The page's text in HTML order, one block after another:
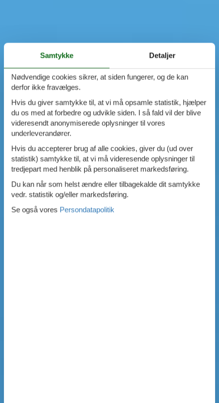
Samtykke Detaljer
Nødvendige cookies sikrer, at siden fungerer, og de kan
derfor ikke fravælges.
Hvis du giver samtykke til, at vi må opsamle statistik, hjælper
du os med at forbedre og udvikle siden. I så fald vil der blive
videresendt anonymiserede oplysninger til vores
underleverandører.
Hvis du accepterer brug af alle cookies, giver du (ud over
statistik) samtykke til, at vi må videresende oplysninger til
tredjepart med henblik på personaliseret markedsføring.
Du kan når som helst ændre eller tilbagekalde dit samtykke
vedr. statistik og/eller markedsføring.
Se også vores Persondatapolitik